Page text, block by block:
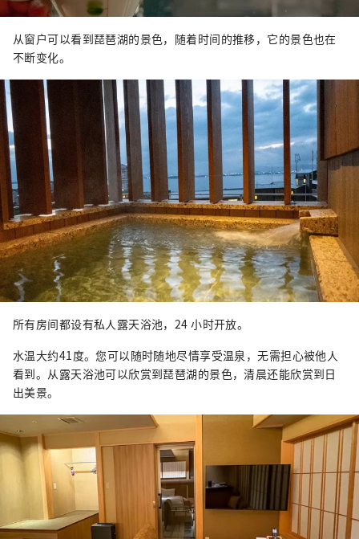
从窗户可以看到琵琶湖的景色，随着时间的推移，它的景色也在
不断变化。
所有房间都设有私人露天浴池，24 小时开放。
水温大约41度。您可以随时随地尽情享受温泉，无需担心被他人
看到。从露天浴池可以欣赏到琵琶湖的景色，清晨还能欣赏到日
出美景。